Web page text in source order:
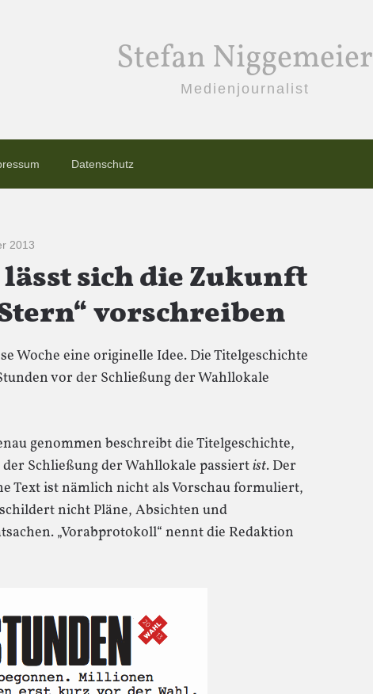
Stefan Niggemeier
Medienjournalist
Datenschutz
2013
sich die Zukunft
vorschreiben
Woche eine originelle Idee. Die Titelgeschichte
vor der Schließung der Wahllokale
genommen beschreibt die Titelgeschichte,
Schließung der Wahllokale passiertist. Der
Text ist nämlich nicht als Vorschau formuliert,
nicht Pläne, Absichten und
„Vorabprotokoll“ nennt die Redaktion